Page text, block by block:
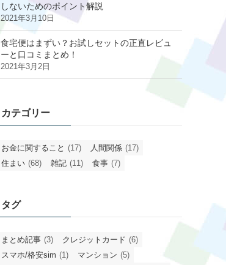
しないためのポイント解説
2021年3月10日
食宅便はまずい？お試しセットの正直レビュ
ーと口コミまとめ！
2021年3月2日
カテゴリー
お金に関すること (17) 人間関係 (17)
住まい (68) 雑記 (11) 食事 (7)
タグ
まとめ記事 (3) クレジットカード (6)
スマホ/格安sim (1) マンション (5)